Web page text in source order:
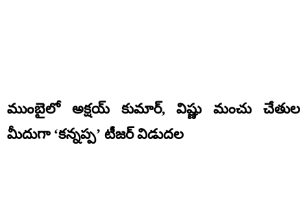
ముంబైలో అక్షయ్ కుమార్, విష్ణు మంచు చేతుల
మీదుగా ‘కన్నప్ప’ టీజర్ విడుదల